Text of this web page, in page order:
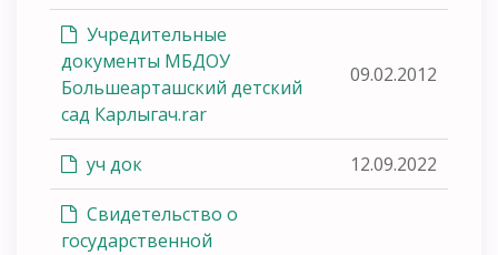
Учредительные
документы МБДОУ
Большеарташский детский
сад Карлыгач.rar
09.02.2012
уч док 12.09.2022
Свидетельство о
государственной